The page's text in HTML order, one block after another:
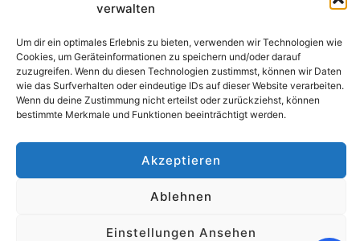
verwalten
Um dir ein optimales Erlebnis zu bieten, verwenden wir Technologien wie
Cookies, um Geräteinformationen zu speichern und/oder darauf
zuzugreifen. Wenn du diesen Technologien zustimmst, können wir Daten
wie das Surfverhalten oder eindeutige IDs auf dieser Website verarbeiten.
Wenn du deine Zustimmung nicht erteilst oder zurückziehst, können
bestimmte Merkmale und Funktionen beeinträchtigt werden.
Akzeptieren
Ablehnen
Einstellungen Ansehen
Cookies Impressum Kontakt DSGVO
Facebook Instagram
Blin-dai-do Marburg
Responsive-Theme